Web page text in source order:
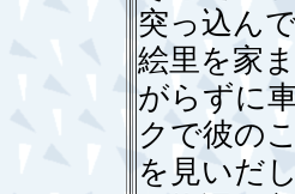
突っ込ん
絵里を家
がらずに
クで彼の
を見いだ